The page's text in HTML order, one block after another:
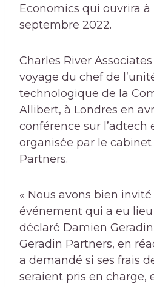
Economics qui ouvrira à
septembre 2022.
Charles River
voyage du chef de
technologique de la
Allibert, à Londres en
conférence sur l’adtech
organisée par le cabinet
Partners.
« Nous avons bien
événement qui a eu lieu
déclaré Damien
Geradin Partners, en
a demandé si ses frais
seraient pris en charge,